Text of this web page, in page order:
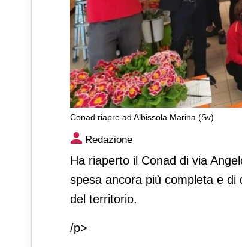
Conad riapre ad Albissola Marina (Sv)
Conad riapre ad
Redazione
Ha riaperto il Conad di via
spesa ancora più completa e di
del territorio.
/p>